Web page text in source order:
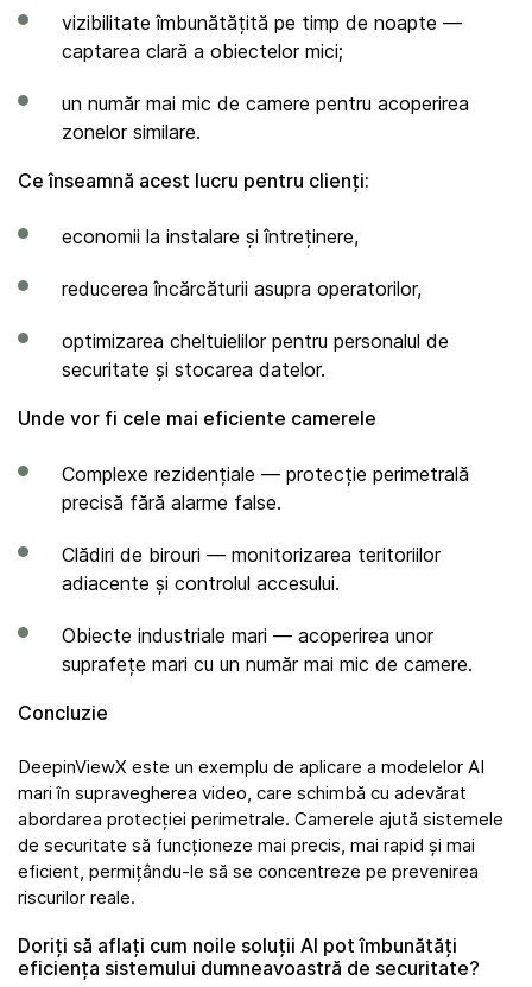
vizibilitate îmbunătățită pe timp de noapte —
captarea clară a obiectelor mici;
un număr mai mic de camere pentru acoperirea
zonelor similare.
Ce înseamnă acest lucru pentru clienți:
economii la instalare și întreținere,
reducerea încărcăturii asupra operatorilor,
optimizarea cheltuielilor pentru personalul de
securitate și stocarea datelor.
Unde vor fi cele mai eficiente camerele
Complexe rezidențiale — protecție perimetrală
precisă fără alarme false.
Clădiri de birouri — monitorizarea teritoriilor
adiacente și controlul accesului.
Obiecte industriale mari — acoperirea unor
suprafețe mari cu un număr mai mic de camere.
Concluzie
DeepinViewX este un exemplu de aplicare a modelelor AI
mari în supravegherea video, care schimbă cu adevărat
abordarea protecției perimetrale. Camerele ajută sistemele
de securitate să funcționeze mai precis, mai rapid și mai
eficient, permițându-le să se concentreze pe prevenirea
riscurilor reale.
Doriți să aflați cum noile soluții AI pot îmbunătăți
eficiența sistemului dumneavoastră de securitate?